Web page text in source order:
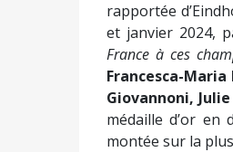
rapportée
et janvier 2024,
France à ces
Francesca-
Giovannoni,
médaille d’or en
montée sur la